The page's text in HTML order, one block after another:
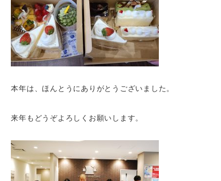
本年は、ほんとうにありがとうございました。
来年もどうぞよろしくお願いします。